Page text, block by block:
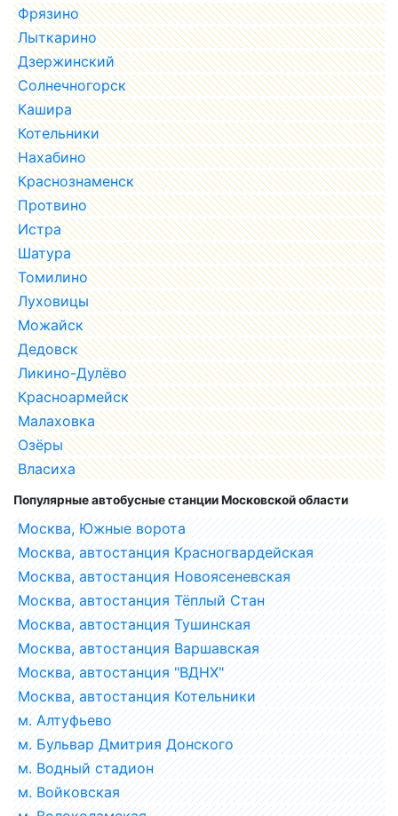
Фрязино
Лыткарино
Дзержинский
Солнечногорск
Кашира
Котельники
Нахабино
Краснознаменск
Протвино
Истра
Шатура
Томилино
Луховицы
Можайск
Дедовск
Ликино-Дулёво
Красноармейск
Малаховка
Озёры
Власиха
Популярные автобусные станции Московской области
Москва, Южные ворота
Москва, автостанция Красногвардейская
Москва, автостанция Новоясеневская
Москва, автостанция Тёплый Стан
Москва, автостанция Тушинская
Москва, автостанция Варшавская
Москва, автостанция "ВДНХ"
Москва, автостанция Котельники
м. Алтуфьево
м. Бульвар Дмитрия Донского
м. Водный стадион
м. Войковская